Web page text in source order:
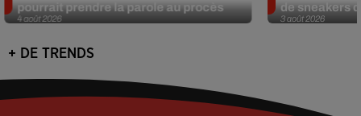
4 août 2026
pourrait prendre la parole au procès
3 août 2026
de sneakers
+ DE TRENDS